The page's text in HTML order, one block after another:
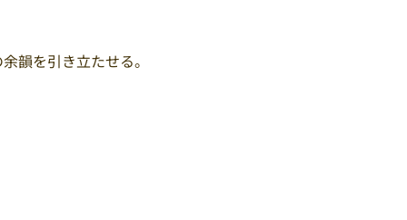
韻を引き立たせる。